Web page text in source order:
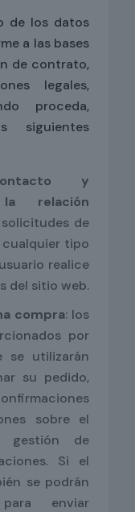
de los datos
a las bases
de contrato,
legales,
proceda,
siguientes
y
relación
de
tipo
realice
del sitio web.
compra: los
por
se utilizarán
su pedido,
sobre el
gestión de
Si el
se podrán
enviar